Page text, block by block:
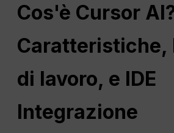
Cos'è Cursor
Caratteristiche,
di lavoro, e IDE
Integrazione